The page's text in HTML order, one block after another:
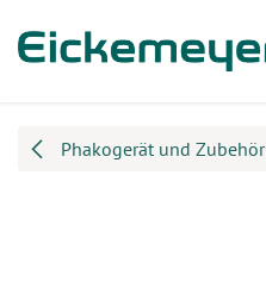
Phakogerät und Zubehör